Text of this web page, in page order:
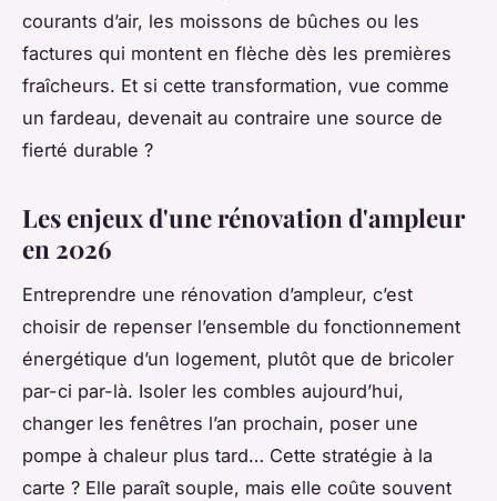
courants d’air, les moissons de bûches ou les
factures qui montent en flèche dès les premières
fraîcheurs. Et si cette transformation, vue comme
un fardeau, devenait au contraire une source de
fierté durable ?
Les enjeux d'une rénovation d'ampleur
en 2026
Entreprendre une rénovation d’ampleur, c’est
choisir de repenser l’ensemble du fonctionnement
énergétique d’un logement, plutôt que de bricoler
par-ci par-là. Isoler les combles aujourd’hui,
changer les fenêtres l’an prochain, poser une
pompe à chaleur plus tard… Cette stratégie à la
carte ? Elle paraît souple, mais elle coûte souvent